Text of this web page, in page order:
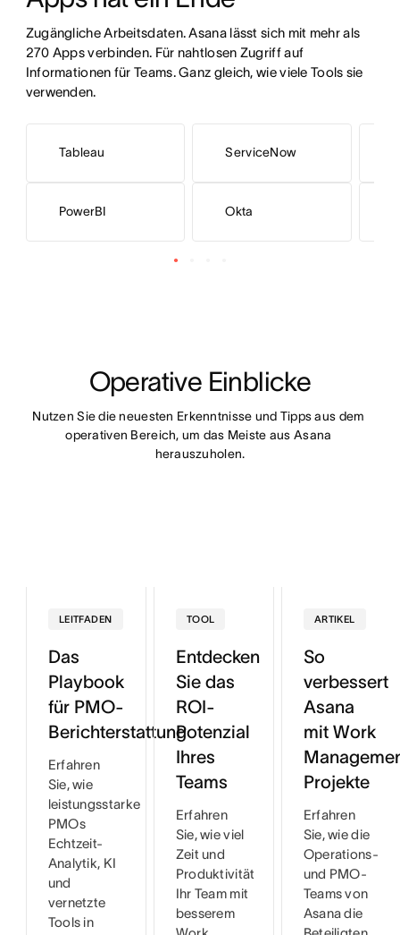
Zugängliche Arbeitsdaten. Asana lässt sich mit mehr als
270 Apps verbinden. Für nahtlosen Zugriff auf
Informationen für Teams. Ganz gleich, wie viele Tools sie
verwenden.
Tableau
PowerBI
ServiceNow
Okta
Operative Einblicke
Nutzen Sie die neuesten Erkenntnisse und Tipps aus dem
operativen Bereich, um das Meiste aus Asana
herauszuholen.
LEITFADEN
Das
Playbook
für PMO-
Berichterstattung
Erfahren
Sie, wie
leistungsstarke
PMOs
Echtzeit-
Analytik, KI
und
vernetzte
Tools in
TOOL
Entdecken
Sie das
ROI-
Potenzial
Ihres
Teams
Erfahren
Sie, wie viel
Zeit und
Produktivität
Ihr Team mit
besserem
ARTIKEL
So
verbessert
Asana
mit Work
Projekte
Erfahren
Sie, wie die
Operations-
und PMO-
Teams von
Asana die